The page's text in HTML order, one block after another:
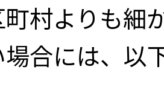
村よりも細
合には、以